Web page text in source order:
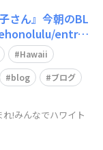
さん』今朝のBL
entry-
Hawaii
blog ブログ
!みんなでハワイト